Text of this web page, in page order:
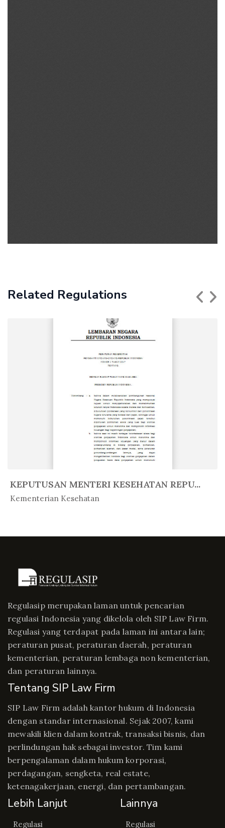
Related Regulations
KEPUTUSAN MENTERI KESEHATAN REPU...
Kementerian Kesehatan
In Peratur...
Regulasip merupakan laman untuk pencarian
regulasi Indonesia yang dikelola oleh SIP Law Firm.
Regulasi yang terdapat pada laman ini antara lain;
peraturan pusat, peraturan daerah, peraturan
kementerian, peraturan lembaga non kementerian,
dan peraturan lainnya.
Tentang SIP Law Firm
SIP Law Firm adalah kantor hukum di Indonesia
dengan standar internasional. Sejak 2007, kami
mewakili klien dalam kontrak, transaksi bisnis, dan
perlindungan hak sebagai investor. Tim kami
berpengalaman dalam hukum korporasi,
perdagangan, sengketa, real estate,
ketenagakerjaan, energi, dan pertambangan.
Lebih Lanjut
Regulasi
Lainnya
Regulasi